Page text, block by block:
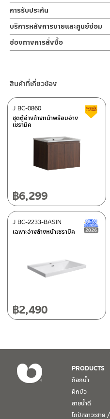
ตู้ล้างหน้าเก็บของ
ผลิตจาก PLYWOOD ปิดผิวด้วยเม
ข้อควรระวังในการติดตั้งความเสี่ย
ผลิตภัณฑ์ชำรุด
3.1 ความเสี่ยงซึ่งอาจได้รับบาดเจ็
ห้ามยกหรือติดตั้งโดยไม่มีผู้ช่วยติดตั้ง
3.2 พื้นผนังต้องตั้งฉากและได้ระดั
3.4 วัดความสูงจากพื้นที่จะติดตั้งตู้
Installation preparation
3.1 Be careful when moving
3.2 The wall must be flat and
wall must be strong and
and ceramic basic.
3.3 The standard height of
3.4 The standard height of
cms. from the ground.
ก่อนการติดตั้ง
กรุณา อ่านคู่มือและคำเตือนต่างๆ
Prior to installation
correct. If any of the above is
with this installation, and
ข้อห้ามในการใช้งาน
1.1 ห้ามโยนของแข็งลงบนอ่างล้าง
1.2 ห้ามใช้ฝอยเหล็ก แปรงลวดหรื
ทำให้ผิวเคลือบเสียได้
1.2 DO not scrub by using
ceramic or cabinet.
ข้อแนะนำในการดูแลรักษา
2.1 ระวังอย่าทิ้งคราบไว้สกปรกไว้
2.2 เทคนิคการทำความสะอาดที่ดีคื
ผิวสุขภัณฑ์ให้แห้งหลังใช้งาน
2.3 เพื่อยืดอายุการใช้งานที่ยาวนา
2.1 Do not leave stain on the
long time.
2.2 Please use normal water
cabinet and wipe to dry after
2.3 To maintain the cabinet
the cabinet soak with water.
การรับประกัน
รับประกันอ่างเซรามิค ไม่ร้าวราน ต
บริการหลังการขายและศูนย์ซ่อม
ช่องทางออนไลน์
– Email:
662/61-62 ถนน พระราม3 แขวงบ
โทร: 02-358-0080 / 080-075-
ศูนย์บริการและอะไหล่ เชียงใหม่
118/33 โครงการอรสิริน ม.8 ต.สัน
โทร: 080-075-2626
วันจันทร์ – วันศุกร์ เวลา 8:30-
วันเสาร์ เวลา 8:30-15:00 น.
1. การรับประกัน จะต้องมีหลักฐาน
ขอตรวจสอบโดยนับวันซื้อขายเป็น
เงื่อนไขการรับประกันสินค้าได้ หากไ
2. การรับประกันสินค้า จะรับประกัน
ช่องทางการสั่งซื้อ
– Shopee
–Lazada
ติดต่อพนักงานขาย / Contact
โทร: 02-285-5795
@charnpaiboon.sales
ติดต่อ ชาญไพบูลย์ / Contact Us
สินค้าที่เกี่ยวข้อง
ชุดตู้อ่างล้างหน้าพร้อมอ่าง
เซรามิค
J BC-0860
฿6,299
เฉพาะอ่างล้างหน้าเซรามิค
J BC-2233-BASIN
฿2,490
PRODUCTS
ก๊อกน้ำ
ฝักบัว
สายน้ำดี
โถปัสสาวะชาย